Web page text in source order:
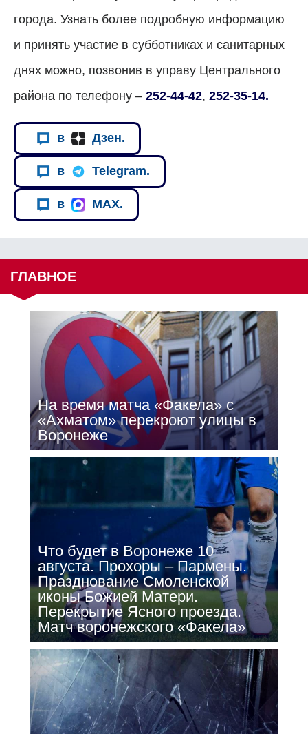
города. Узнать более подробную информацию
и принять участие в субботниках и санитарных
днях можно, позвонив в управу Центрального
района по телефону – 252-44-42, 252-35-14.
в Дзен.
в Telegram.
в MAX.
ГЛАВНОЕ
На время матча «Факела» с
«Ахматом» перекроют улицы в
Воронеже
Что будет в Воронеже 10
августа. Прохоры – Пармены.
Празднование Смоленской
иконы Божией Матери.
Перекрытие Ясного проезда.
Матч воронежского «Факела»